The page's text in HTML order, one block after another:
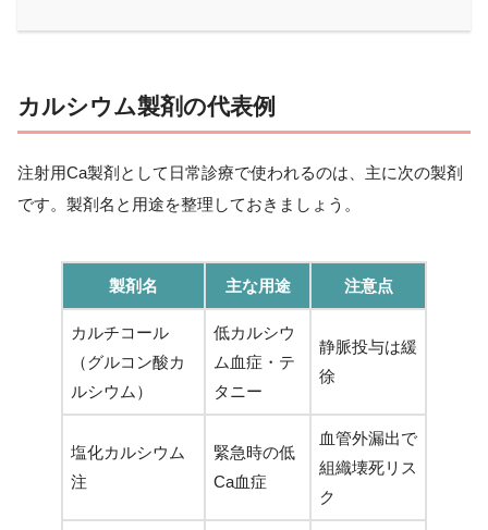
カルシウム製剤の代表例
注射用Ca製剤として日常診療で使われるのは、主に次の製剤
です。製剤名と用途を整理しておきましょう。
製剤名 主な用途 注意点
カルチコール
（グルコン酸カ
ルシウム）
低カルシウ
ム血症・テ
タニー
静脈投与は緩
徐
塩化カルシウム
注
緊急時の低
Ca血症
血管外漏出で
組織壊死リス
ク